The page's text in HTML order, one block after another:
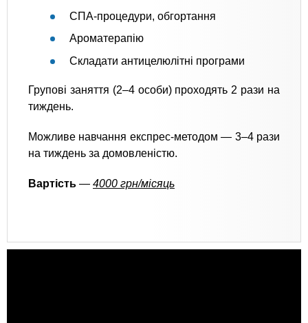
СПА-процедури, обгортання
Ароматерапію
Складати антицелюлітні програми
Групові заняття (2–4 особи) проходять 2 рази на
тиждень.
Можливе навчання експрес-методом — 3–4 рази
на тиждень за домовленістю.
Вартість — 4000 грн/місяць